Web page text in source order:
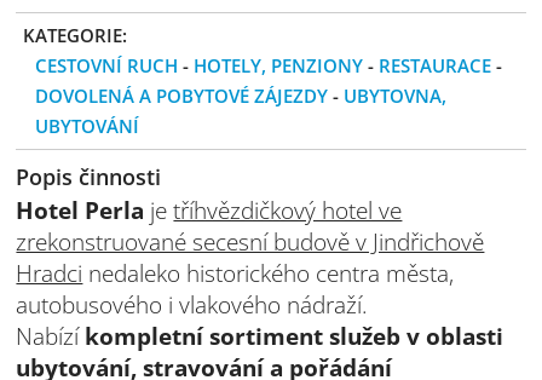
KATEGORIE:
CESTOVNÍ RUCH - HOTELY, PENZIONY- RESTAURACE -
DOVOLENÁ A POBYTOVÉ ZÁJEZDY - UBYTOVNA,
UBYTOVÁNÍ
Popis činnosti
Hotel Perla jetříhvězdičkový hotel ve
zrekonstruované secesní budově v Jindřichově
Hradci nedaleko historického centra města,
autobusového i vlakového nádraží.
Nabízí kompletní sortiment služeb v oblasti
ubytování, stravování a pořádání